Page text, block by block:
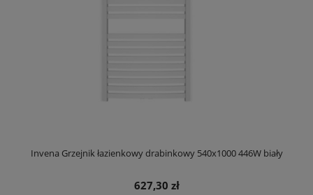
Invena Grzejnik łazienkowy drabinkowy 540x1000 446W biały
627,30 zł